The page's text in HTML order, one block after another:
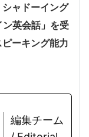
ャドーイング
英会話」を受
ーキング能力
編集チーム